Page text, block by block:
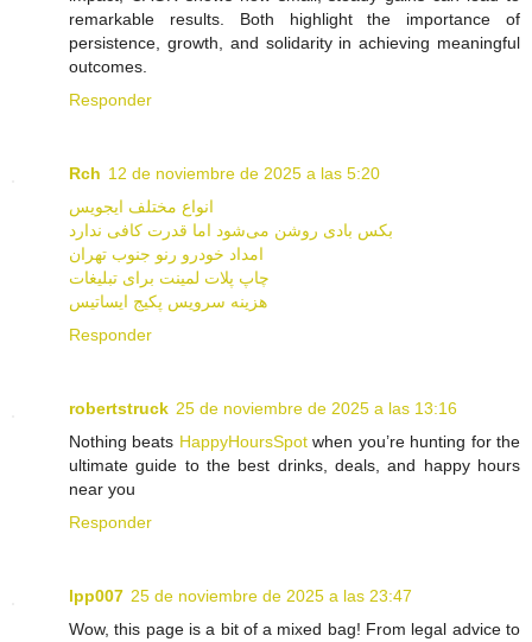
remarkable results. Both highlight the importance of
persistence, growth, and solidarity in achieving meaningful
outcomes.
Responder
Rch 12 de noviembre de 2025 a las 5:20
انواع مختلف ایجویس
بکس بادی روشن می‌شود اما قدرت کافی ندارد
امداد خودرو رنو جنوب تهران
چاپ پلات لمینت برای تبلیغات
هزینه سرویس پکیج ایساتیس
Responder
robertstruck 25 de noviembre de 2025 a las 13:16
Nothing beats HappyHoursSpotwhen you’re hunting for the
ultimate guide to the best drinks, deals, and happy hours
near you
Responder
lpp007 25 de noviembre de 2025 a las 23:47
Wow, this page is a bit of a mixed bag! From legal advice to